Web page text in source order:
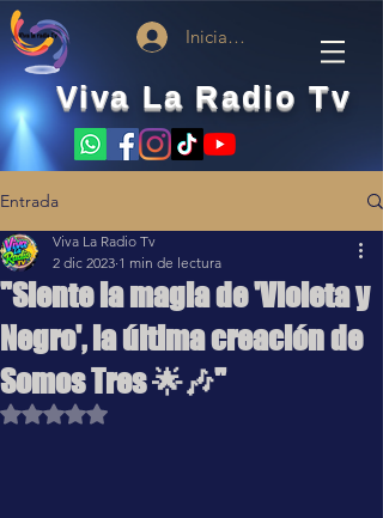
Viva La Radio Tv
Iniciar sesión
Entrada
"Siente la magia de 'Violeta y
Negro', la última creación de
Somos Tres 🌟🎶"
Viva La Radio Tv
2 dic 2023 1 min de lectura
Obtuvo NaN de 5 estrellas.